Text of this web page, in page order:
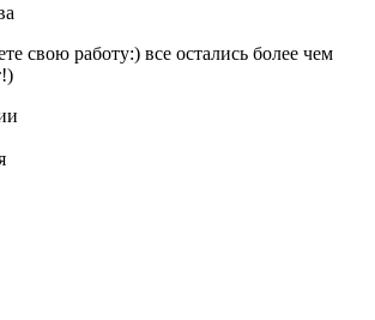
свою работу:) все остались более чем